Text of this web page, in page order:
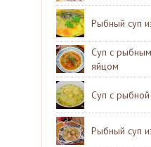
Рыбный суп
Суп с
яйцом
Суп с рыбной
Рыбный суп